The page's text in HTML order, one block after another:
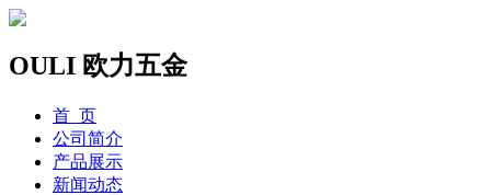
OULI 欧力五金
首 页
公司简介
产品展示
新闻动态